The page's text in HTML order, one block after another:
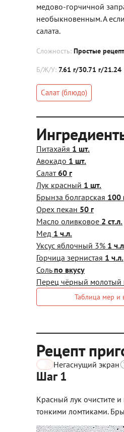
медово-горчичной
необыкновенным. А
салата.
Сложность: Простые
Б/Ж/У: 7.61 г/30.71 г/21.24
Салат (блюдо)
Питахайя 1 шт.
Авокадо 1 шт.
Салат60 г
Лук красный 1 шт.
Брынза болгарская 100
Орех пекан 50 г
Масло оливковое 2 ст.л.
Мед 1 ч.л.
Уксус яблочный 3% 1
Горчица зернистая 1 ч.л.
Соль по вкусу
Перец чёрный молотый
Таблица мер и
Рецепт
Негаснущий экран
Шаг 1
Красный лук очистите
тонкими ломтиками.